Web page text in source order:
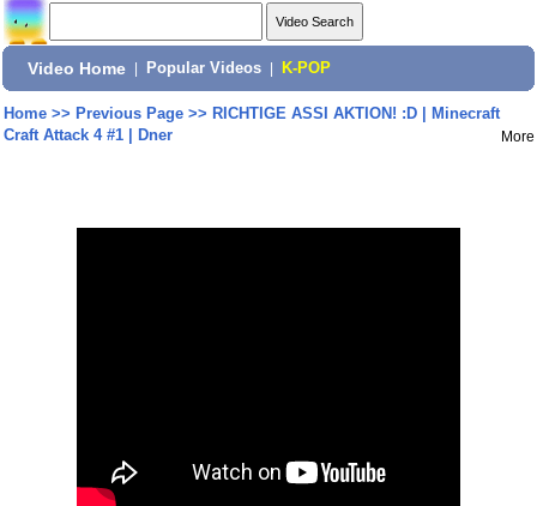
Video Home Popular Videos K-POP
Home>> Previous Page>> RICHTIGE ASSI AKTION! :D | Minecraft
Craft Attack 4 #1 | Dner
More